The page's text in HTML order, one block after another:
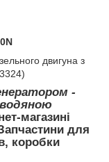
двигуна з
-
водяною
магазині
для
коробки